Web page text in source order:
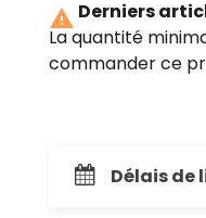
 Derniers
La quantité
commander ce
Délais de